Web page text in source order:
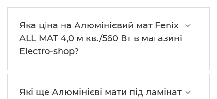
Яка ціна на Алюмінієвий мат Fenix
ALL MAT 4,0 м кв./560 Вт в магазині
Electro-shop?
Які ще Алюмінієві мати під ламінат